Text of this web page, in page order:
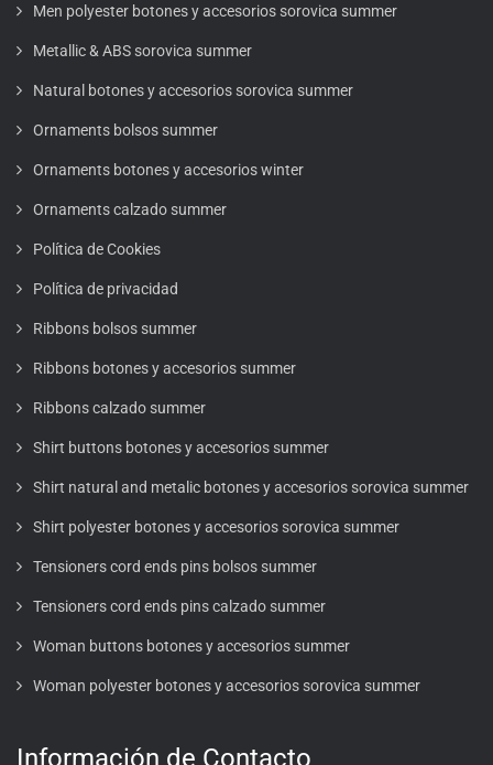
Men polyester botones y accesorios sorovica summer
Metallic & ABS sorovica summer
Natural botones y accesorios sorovica summer
Ornaments bolsos summer
Ornaments botones y accesorios winter
Ornaments calzado summer
Política de Cookies
Política de privacidad
Ribbons bolsos summer
Ribbons botones y accesorios summer
Ribbons calzado summer
Shirt buttons botones y accesorios summer
Shirt natural and metalic botones y accesorios sorovica summer
Shirt polyester botones y accesorios sorovica summer
Tensioners cord ends pins bolsos summer
Tensioners cord ends pins calzado summer
Woman buttons botones y accesorios summer
Woman polyester botones y accesorios sorovica summer
Información de Contacto